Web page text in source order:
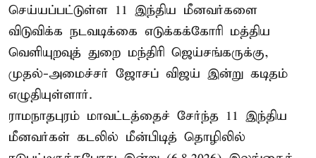
செய்யப்பட்டுள்ள 11 இந்திய மீனவர்களை
விடுவிக்க நடவடிக்கை எடுக்கக்கோரி மத்திய
வெளியுறவுத் துறை மந்திரி ஜெய்சங்கருக்கு,
முதல்-அமைச்சர் ஜோசப் விஜய் இன்று கடிதம்
எழுதியுள்ளார்.
ராமநாதபுரம் மாவட்டத்தைச் சேர்ந்த 11 இந்திய
மீனவர்கள் கடலில் மீன்பிடித் தொழிலில்